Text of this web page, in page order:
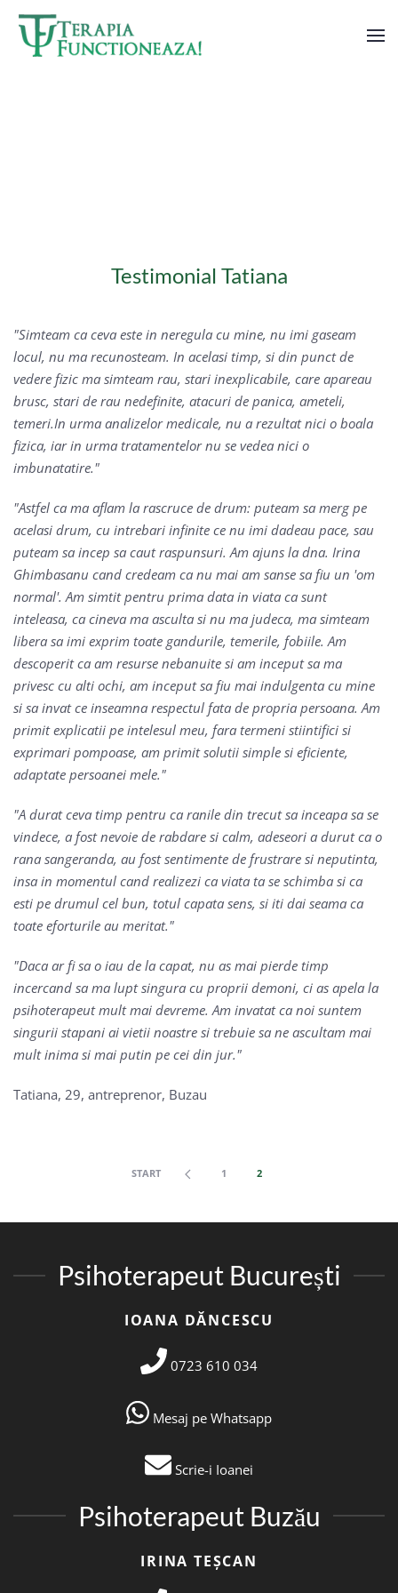
Skip to main content
Testimonial Tatiana
Simteam ca ceva este in neregula cu mine, nu imi gaseam
locul, nu ma recunosteam. In acelasi timp, si din punct de
vedere fizic ma simteam rau, stari inexplicabile, care apareau
brusc, stari de rau nedefinite, atacuri de panica, ameteli,
temeri.In urma analizelor medicale, nu a rezultat nici o boala
fizica, iar in urma tratamentelor nu se vedea nici o
imbunatatire.
Astfel ca ma aflam la rascruce de drum: puteam sa merg pe
acelasi drum, cu intrebari infinite ce nu imi dadeau pace, sau
puteam sa incep sa caut raspunsuri. Am ajuns la dna. Irina
Ghimbasanu cand credeam ca nu mai am sanse sa fiu un 'om
normal'. Am simtit pentru prima data in viata ca sunt
inteleasa, ca cineva ma asculta si nu ma judeca, ma simteam
libera sa imi exprim toate gandurile, temerile, fobiile. Am
descoperit ca am resurse nebanuite si am inceput sa ma
privesc cu alti ochi, am inceput sa fiu mai indulgenta cu mine
si sa invat ce inseamna respectul fata de propria persoana. Am
primit explicatii pe intelesul meu, fara termeni stiintifici si
exprimari pompoase, am primit solutii simple si eficiente,
adaptate persoanei mele.
A durat ceva timp pentru ca ranile din trecut sa inceapa sa se
vindece, a fost nevoie de rabdare si calm, adeseori a durut ca o
rana sangeranda, au fost sentimente de frustrare si neputinta,
insa in momentul cand realizezi ca viata ta se schimba si ca
esti pe drumul cel bun, totul capata sens, si iti dai seama ca
toate eforturile au meritat.
Daca ar fi sa o iau de la capat, nu as mai pierde timp
incercand sa ma lupt singura cu proprii demoni, ci as apela la
psihoterapeut mult mai devreme. Am invatat ca noi suntem
singurii stapani ai vietii noastre si trebuie sa ne ascultam mai
mult inima si mai putin pe cei din jur.
Tatiana, 29, antreprenor, Buzau
START 1 2
Psihoterapeut București
IOANA DĂNCESCU
0723 610 034
Mesaj pe Whatsapp
Scrie-i Ioanei
Psihoterapeut Buzău
IRINA TEȘCAN